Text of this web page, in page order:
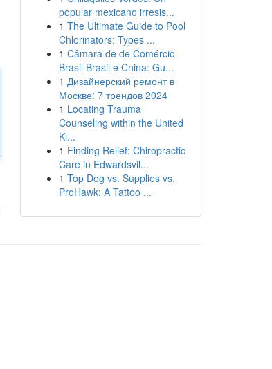
popular mexicano irresis...
1 The Ultimate Guide to Pool
Chlorinators: Types ...
1 Câmara de de Comércio
Brasil Brasil e China: Gu...
1 Дизайнерский ремонт в
Москве: 7 трендов 2024
1 Locating Trauma
Counseling within the United
Ki...
1 Finding Relief: Chiropractic
Care in Edwardsvil...
1 Top Dog vs. Supplies vs.
ProHawk: A Tattoo ...